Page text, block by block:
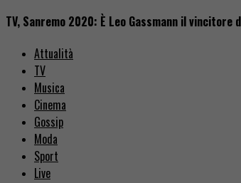
TV, Sanremo 2020: È Leo Gassmann il
Attualità
TV
Musica
Cinema
Gossip
Moda
Sport
Live